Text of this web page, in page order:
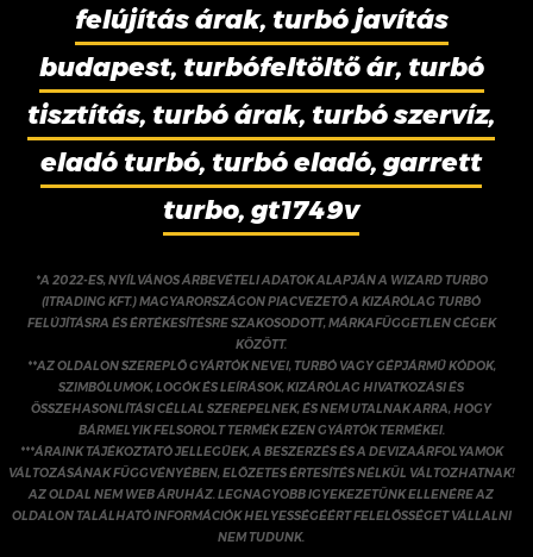
felújítás árak, turbó javítás
budapest, turbófeltöltő ár, turbó
tisztítás, turbó árak, turbó szervíz,
eladó turbó, turbó eladó, garrett
turbo, gt1749v
*A 2022-ES, NYÍLVÁNOS ÁRBEVÉTELI ADATOK ALAPJÁN A WIZARD TURBO
(ITRADING KFT.) MAGYARORSZÁGON PIACVEZETŐ A KIZÁRÓLAG TURBÓ
FELÚJÍTÁSRA ÉS ÉRTÉKESÍTÉSRE SZAKOSODOTT, MÁRKAFÜGGETLEN CÉGEK
KÖZÖTT.
**AZ OLDALON SZEREPLŐ GYÁRTÓK NEVEI, TURBÓ VAGY GÉPJÁRMŰ KÓDOK,
SZIMBÓLUMOK, LOGÓK ÉS LEÍRÁSOK, KIZÁRÓLAG HIVATKOZÁSI ÉS
ÖSSZEHASONLÍTÁSI CÉLLAL SZEREPELNEK, ÉS NEM UTALNAK ARRA, HOGY
BÁRMELYIK FELSOROLT TERMÉK EZEN GYÁRTÓK TERMÉKEI.
***ÁRAINK TÁJÉKOZTATÓ JELLEGŰEK, A BESZERZÉS ÉS A DEVIZAÁRFOLYAMOK
VÁLTOZÁSÁNAK FÜGGVÉNYÉBEN, ELŐZETES ÉRTESÍTÉS NÉLKÜL VÁLTOZHATNAK!
AZ OLDAL NEM WEB ÁRUHÁZ. LEGNAGYOBB IGYEKEZETÜNK ELLENÉRE AZ
OLDALON TALÁLHATÓ INFORMÁCIÓK HELYESSÉGÉÉRT FELELŐSSÉGET VÁLLALNI
NEM TUDUNK.